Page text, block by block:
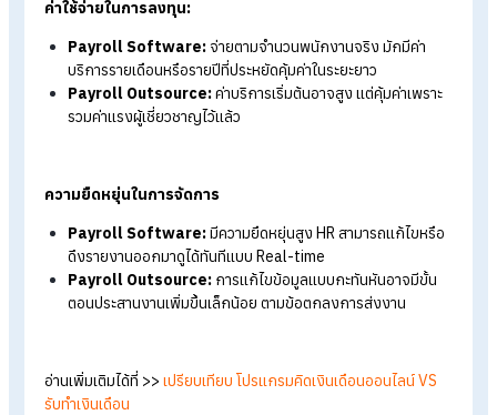
ความถูกต้องแม่นยำ
Payroll Software:คำนวณได้แม่นยำตามการตั้งค่า แต่ยั
โดยผู้เชี่ยวชาญที่มีประสบการณ์ด้านภาษีและกฎหมายแรงงาน
ความมั่นใจในความปลอดภัย
Cloud) มาตรฐานสากล มีระบบ Log ตรวจสอบย้อนหลังได้
Payroll Outsource: